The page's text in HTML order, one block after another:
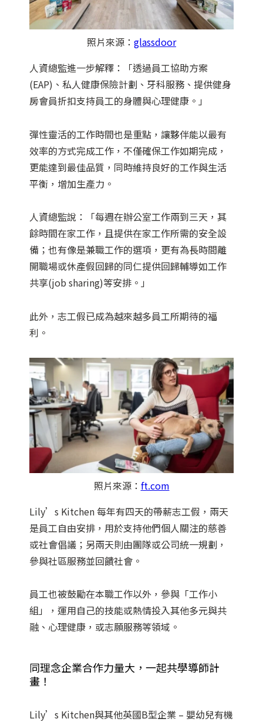
照片來源： glassdoor
人資總監進一步解釋：「透過員工協助方案
(EAP)、私人健康保險計劃、牙科服務、提供健身
房會員折扣支持員工的身體與心理健康。」
彈性靈活的工作時間也是重點，讓夥伴能以最有
效率的方式完成工作，不僅確保工作如期完成，
更能達到最佳品質，同時維持良好的工作與生活
平衡，增加生產力。
人資總監說：「每週在辦公室工作兩到三天，其
餘時間在家工作，且提供在家工作所需的安全設
備；也有像是兼職工作的選項，更有為長時間離
開職場或休產假回歸的同仁提供回歸輔導如工作
共享(job sharing)等安排。」
此外，志工假已成為越來越多員工所期待的福
利。
照片來源： ft.com
Lily’s Kitchen 每年有四天的帶薪志工假，兩天
是員工自由安排，用於支持他們個人關注的慈善
或社會倡議；另兩天則由團隊或公司統一規劃，
參與社區服務並回饋社會。
員工也被鼓勵在本職工作以外，參與「工作小
組」，運用自己的技能或熱情投入其他多元與共
融、心理健康，或志願服務等領域。
同理念企業合作力量大，一起共學導師計
畫！
Lily’s Kitchen與其他英國B型企業 – 嬰幼兒有機